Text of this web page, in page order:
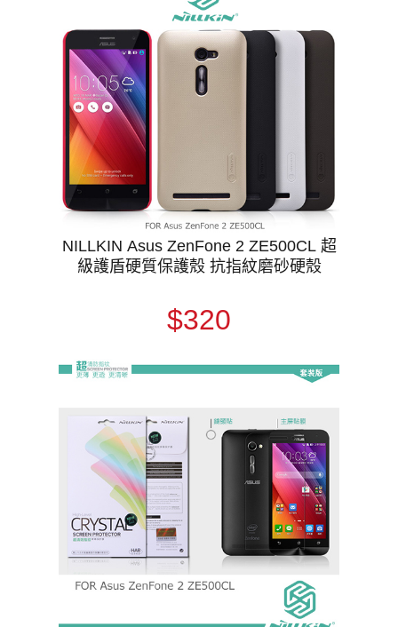
NILLKIN Asus ZenFone 2 ZE500CL 超
級護盾硬質保護殼 抗指紋磨砂硬殼
$320